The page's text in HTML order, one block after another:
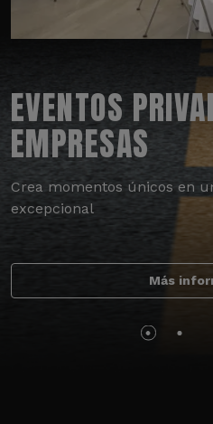
EVENTOS
EMPRESAS
Crea momentos únicos en
excepcional
Más